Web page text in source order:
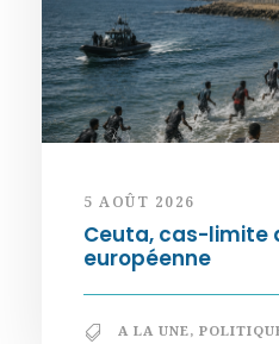
5 AOÛT 2026
Ceuta, cas-limite
européenne
A LA UNE,